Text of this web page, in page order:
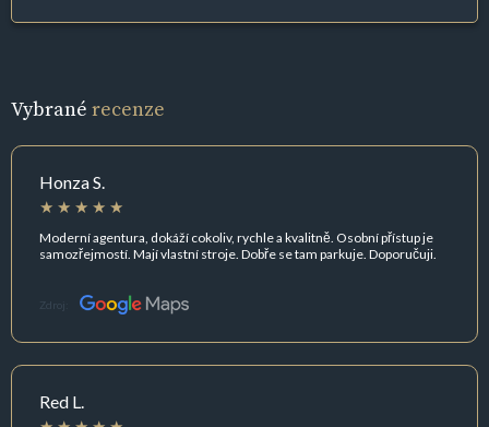
Vybrané recenze
Honza S.
Moderní agentura, dokáží cokoliv, rychle a kvalitně. Osobní přístup je
samozřejmostí. Mají vlastní stroje. Dobře se tam parkuje. Doporučuji.
Zdroj:
Red L.